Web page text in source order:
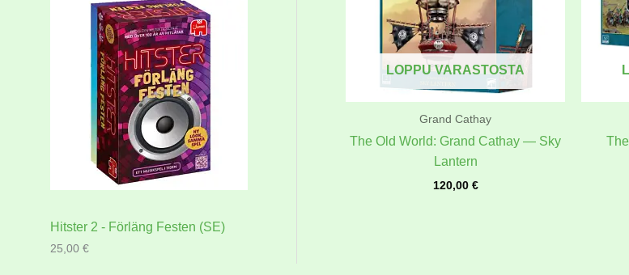
Hitster 2 - Förläng Festen (SE)
25,00 €
LOPPU VARASTOSTA
Grand Cathay
The Old World: Grand Cathay — Sky
Lantern
120,00 €